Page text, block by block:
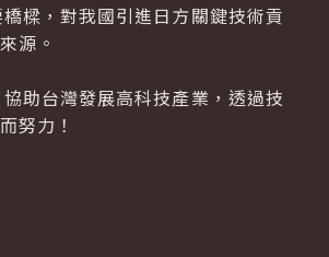
樑，對我國引進日方關鍵技術貢
源。
助台灣發展高科技產業，透過技
努力！